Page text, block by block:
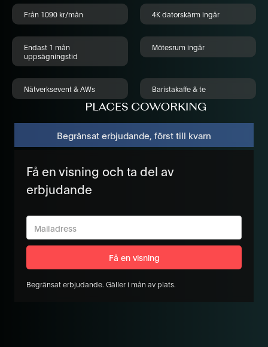
Från 1090 kr/mån 4K datorskärm ingår
Endast 1 mån
uppsägningstid
Mötesrum ingår
Nätverksevent & AWs Baristakaffe & te
Begränsat erbjudande, först till kvarn
Få en visning och ta del av
erbjudande
Begränsat erbjudande. Gäller i mån av plats.